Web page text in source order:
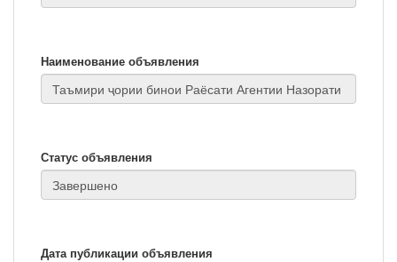
Наименование объявления
Статус объявления
Дата публикации объявления